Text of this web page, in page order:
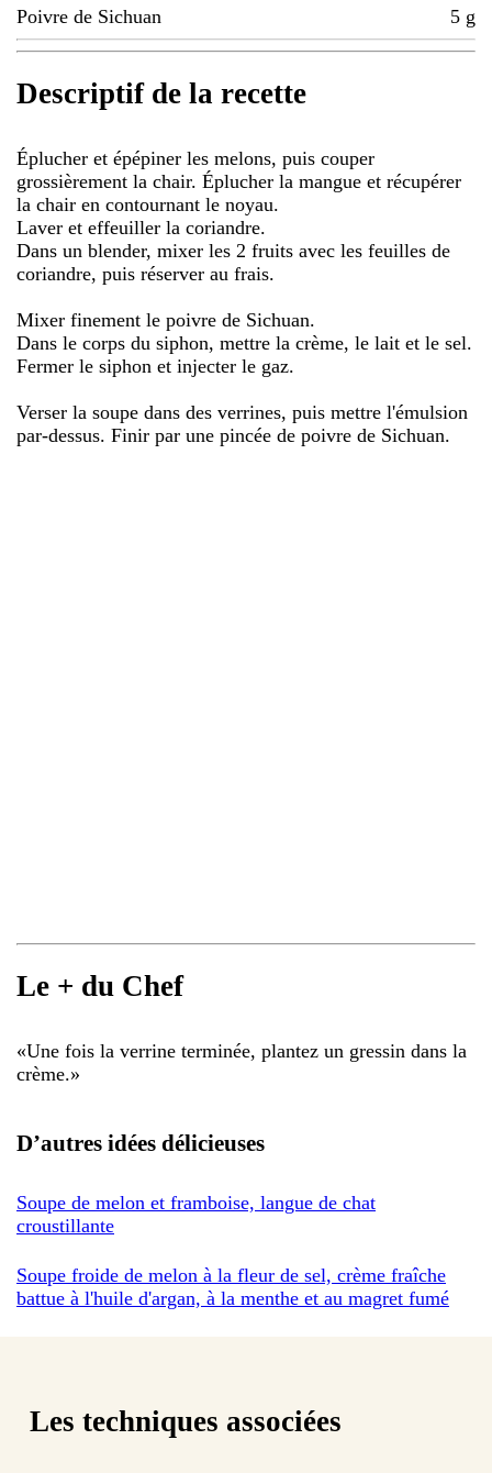
Poivre de Sichuan 5 g
Descriptif de la recette
Éplucher et épépiner les melons, puis couper
grossièrement la chair. Éplucher la mangue et récupérer
la chair en contournant le noyau.
Laver et effeuiller la coriandre.
Dans un blender, mixer les 2 fruits avec les feuilles de
coriandre, puis réserver au frais.
Mixer finement le poivre de Sichuan.
Dans le corps du siphon, mettre la crème, le lait et le sel.
Fermer le siphon et injecter le gaz.
Verser la soupe dans des verrines, puis mettre l'émulsion
par-dessus. Finir par une pincée de poivre de Sichuan.
Le + du Chef
«Une fois la verrine terminée, plantez un gressin dans la
crème.»
D’autres idées délicieuses
Soupe de melon et framboise, langue de chat
croustillante
Soupe froide de melon à la fleur de sel, crème fraîche
battue à l'huile d'argan, à la menthe et au magret fumé
Les techniques associées